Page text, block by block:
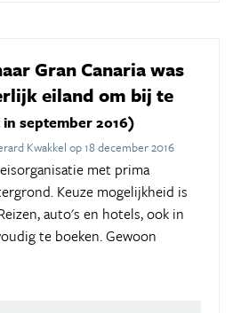
Gran Canaria was
eiland om bij te
september 2016)
Kwakkel op 18 december 2016
met prima
Keuze mogelijkheid is
auto's en hotels, ook in
te boeken. Gewoon